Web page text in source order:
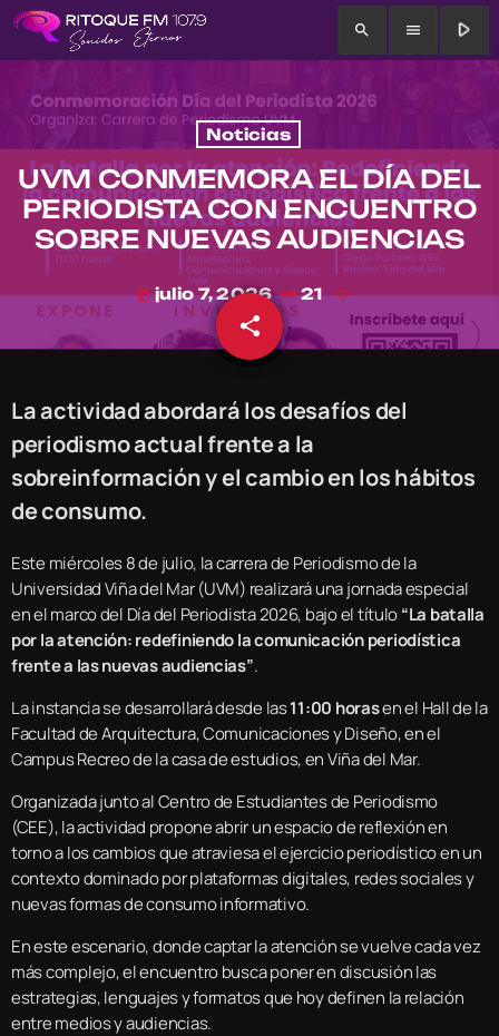
search menu play_arrow
Noticias
UVM CONMEMORA EL DÍA DEL
PERIODISTA CON ENCUENTRO
SOBRE NUEVAS AUDIENCIAS
today julio 7, 2026 21
share
email
La actividad abordará los desafíos del
periodismo actual frente a la
sobreinformación y el cambio en los hábitos
de consumo.
Este miércoles 8 de julio, la carrera de Periodismo de la
Universidad Viña del Mar (UVM) realizará una jornada especial
en el marco del Día del Periodista 2026, bajo el título“La batalla
por la atención: redefiniendo la comunicación periodística
frente a las nuevas audiencias”.
La instancia se desarrollará desde las11:00 horasen el Hall de la
Facultad de Arquitectura, Comunicaciones y Diseño, en el
Campus Recreo de la casa de estudios, en Viña del Mar.
Organizada junto al Centro de Estudiantes de Periodismo
(CEE), la actividad propone abrir un espacio de reflexión en
torno a los cambios que atraviesa el ejercicio periodístico en un
contexto dominado por plataformas digitales, redes sociales y
nuevas formas de consumo informativo.
En este escenario, donde captar la atención se vuelve cada vez
más complejo, el encuentro busca poner en discusión las
estrategias, lenguajes y formatos que hoy definen la relación
entre medios y audiencias.